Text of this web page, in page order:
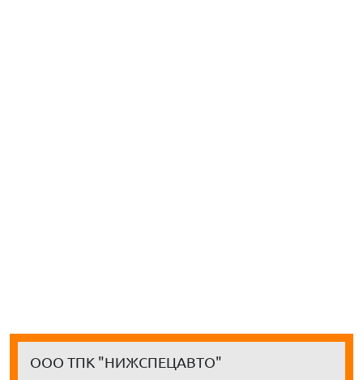
ООО ТПК "НИЖСПЕЦАВТО"